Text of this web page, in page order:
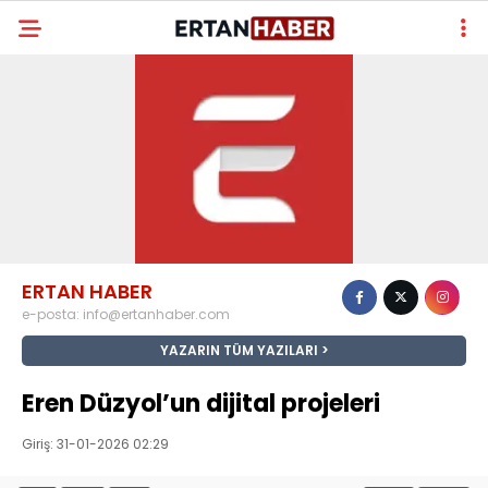
ERTAN HABER
e-posta: info@ertanhaber.com
YAZARIN TÜM YAZILARI
Eren Düzyol’un dijital projeleri
Giriş: 31-01-2026 02:29